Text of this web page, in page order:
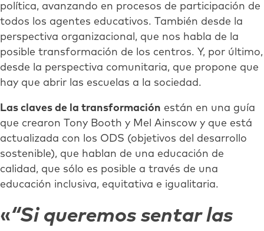
política, avanzando en procesos de participación de
todos los agentes educativos. También desde la
perspectiva organizacional, que nos habla de la
posible transformación de los centros. Y, por último,
desde la perspectiva comunitaria, que propone que
hay que abrir las escuelas a la sociedad.
Las claves de la transformación están en una guía
que crearon Tony Booth y Mel Ainscow y que está
actualizada con los ODS (objetivos del desarrollo
sostenible), que hablan de una educación de
calidad, que sólo es posible a través de una
educación inclusiva, equitativa e igualitaria.
“Si queremos sentar las